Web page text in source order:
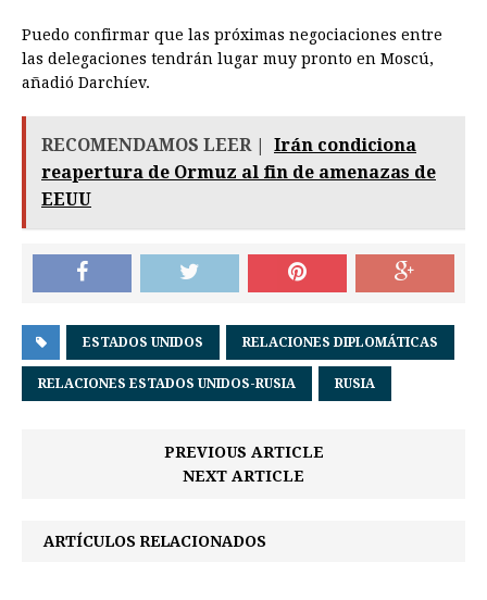
Puedo confirmar que las próximas negociaciones entre
las delegaciones tendrán lugar muy pronto en Moscú,
añadió Darchíev.
RECOMENDAMOS LEER |
Irán condiciona
reapertura de Ormuz al fin de amenazas de
EEUU
ESTADOS UNIDOS RELACIONES DIPLOMÁTICAS
RELACIONES ESTADOS UNIDOS-RUSIA RUSIA
PREVIOUS ARTICLE
NEXT ARTICLE
ARTÍCULOS RELACIONADOS